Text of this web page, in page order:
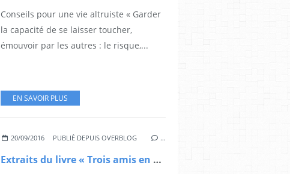
Conseils pour une vie altruiste « Garder
la capacité de se laisser toucher,
émouvoir par les autres : le risque,...
EN SAVOIR PLUS
20/09/2016 PUBLIÉ DEPUIS OVERBLOG …
Extraits du livre « Trois amis en quête de Sagesse (10)